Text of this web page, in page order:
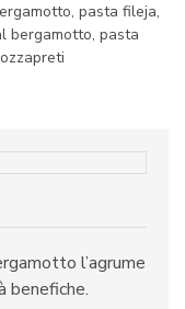
, pasta fileja,
bergamotto, pasta
l’agrume
benefiche.